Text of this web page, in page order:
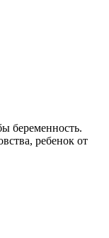
беременность.
ребенок от